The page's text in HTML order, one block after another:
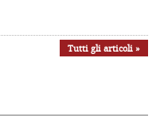
Tutti gli articoli »